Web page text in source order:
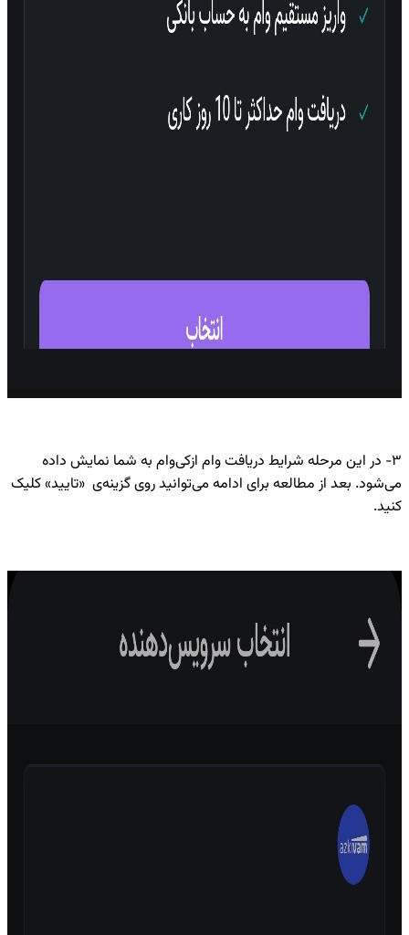
۳- در این مرحله شرایط دریافت وام ازکی‌وام به شما نمایش داده
می‌شود. بعد از مطالعه برای ادامه می‌توانید روی گزینه‌ی «تایید» کلیک
کنید.